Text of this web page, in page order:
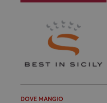
DOVE MANGIO